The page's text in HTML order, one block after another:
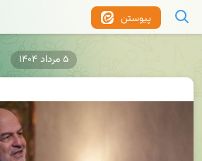
پیوستن
۵ مرداد ۱۴۰۴